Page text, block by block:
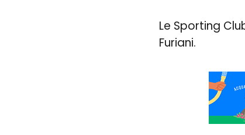
Le Sporting
Furiani.